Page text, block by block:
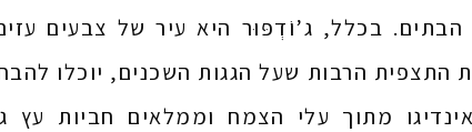
הבתים. בכלל, ג’וֹדְפּוּר היא עיר של צבעים
התצפית הרבות שעל הגגות השכנים, יוכלו
מתוך עלי הצמח וממלאים חביות עץ